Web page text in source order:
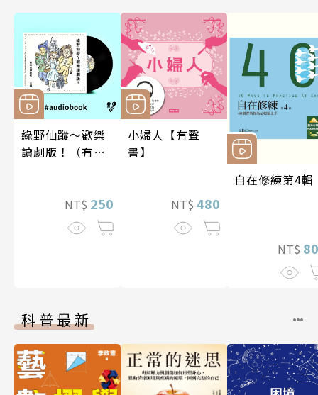
綠野仙蹤～歡樂
讀劇版！（有聲
NT$ 250
小婦人【有聲
書】
NT$ 480
自在修練第4輯
NT$
科普最新